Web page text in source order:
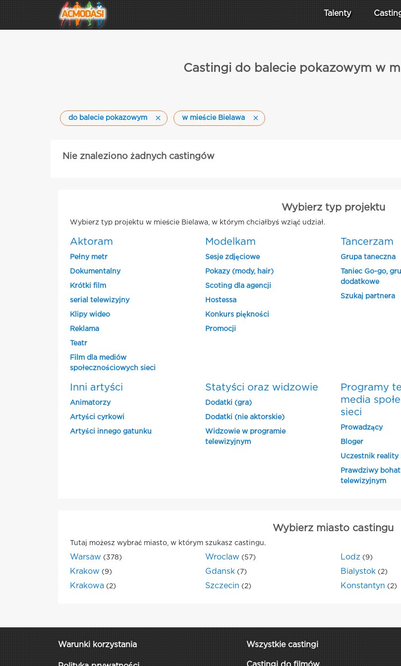
Talenty
Castingi do balecie pokazowym w
do balecie pokazowym w mieście Bielawa
Nie znaleziono żadnych castingów
Wybierz typ projektu
Wybierz typ projektu w mieście Bielawa, w którym chciałbyś wziąć udział.
Aktoram
Pełny metr
Dokumentalny
Krótki film
serial telewizyjny
Klipy wideo
Reklama
Teatr
Film dla mediów
społecznościowych sieci
Modelkam
Sesje zdjęciowe
Pokazy (mody, hair)
Scoting dla agencji
Hostessa
Konkurs piękności
Promocji
Tancerzam
Grupa taneczna
Taniec Go-go,
dodatkowe
Szukaj partnera
Inni artyści
Animatorzy
Artyści cyrkowi
Artyści innego gatunku
Statyści oraz widzowie
Dodatki (gra)
Dodatki (nie aktorskie)
Widzowie w programie
telewizyjnym
Programy
media
sieci
Prowadzący
Bloger
Uczestnik reality
Prawdziwy
telewizyjnym
Wybierz miasto castingu
Tutaj możesz wybrać miasto, w którym szukasz castingu.
Warsaw (378) Wroclaw (57) Lodz (9)
Krakow (9) Gdansk (7) Bialystok (2)
Krakowa (2) Szczecin (2) Konstantyn (2)
Warunki korzystania Wszystkie castingi